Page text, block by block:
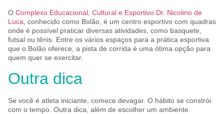
O Complexo Educacional, Cultural e Esportivo Dr. Nicolino de
Luca , conhecido como Bolão, é um centro esportivo com quadras
onde é possível praticar diversas atividades, como basquete,
futsal ou tênis. Entre os vários espaços para a prática esportiva
que o Bolão oferece, a pista de corrida é uma ótima opção para
quem quer se exercitar.
Outra dica
Se você é atleta iniciante, comece devagar. O hábito se constrói
com o tempo. Outra dica, além de escolher um ambiente